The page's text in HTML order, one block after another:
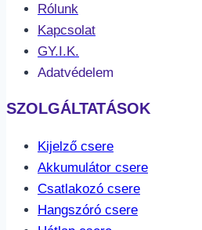
Rólunk
Kapcsolat
GY.I.K.
Adatvédelem
SZOLGÁLTATÁSOK
Kijelző csere
Akkumulátor csere
Csatlakozó csere
Hangszóró csere